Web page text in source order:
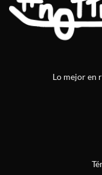
Lo mejor en